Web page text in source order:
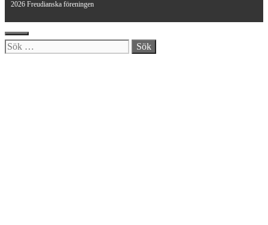
2026 Freudianska föreningen
Stäng
Sök